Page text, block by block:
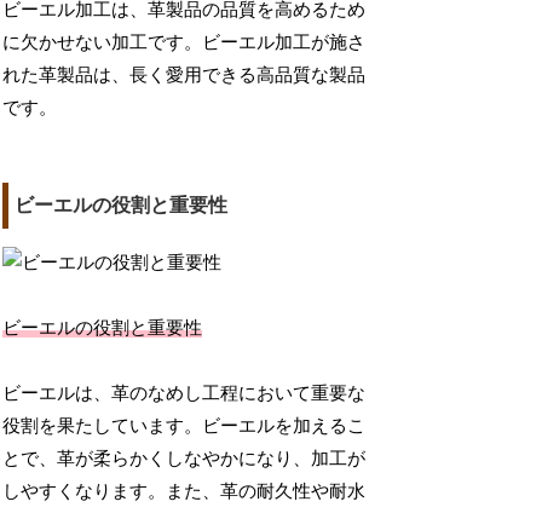
ビーエル加工は、革製品の品質を高めるため
に欠かせない加工です。ビーエル加工が施さ
れた革製品は、長く愛用できる高品質な製品
です。
ビーエルの役割と重要性
ビーエルの役割と重要性
ビーエルは、革のなめし工程において重要な
役割を果たしています。ビーエルを加えるこ
とで、革が柔らかくしなやかになり、加工が
しやすくなります。また、革の耐久性や耐水